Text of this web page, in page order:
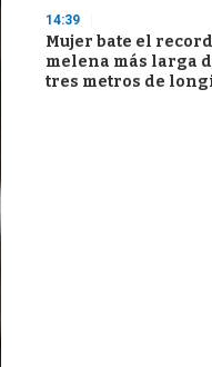
14:39
Mujer bate el
melena más larga
tres metros de